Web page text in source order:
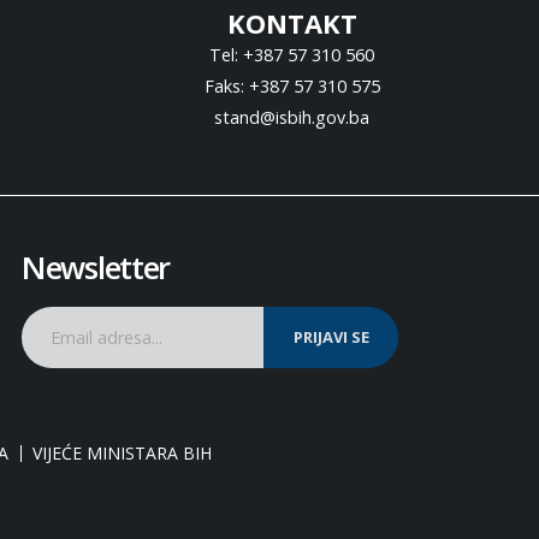
KONTAKT
Tel: +387 57 310 560
Faks: +387 57 310 575
stand@isbih.gov.ba
Newsletter
PRIJAVI SE
VIJEĆE MINISTARA BIH